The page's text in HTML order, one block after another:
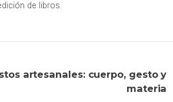
de libros.
artesanales: cuerpo, gesto y
materia